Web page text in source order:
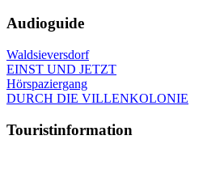
Audioguide
Waldsieversdorf
EINST UND JETZT
Hörspaziergang
DURCH DIE VILLENKOLONIE
Touristinformation